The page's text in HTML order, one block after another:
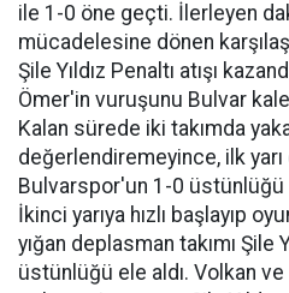
ile 1-0 öne geçti. İlerleyen
mücadelesine dönen
Şile Yıldız Penaltı atışı
Ömer'in vuruşunu Bulvar
Kalan sürede iki takımda
değerlendiremeyince, ilk yarı
Bulvarspor'un 1-0
İkinci yarıya hızlı başlayıp
yığan deplasman takımı Şile
üstünlüğü ele aldı. Volkan